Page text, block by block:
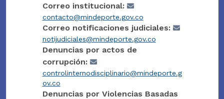
Correo institucional:
contacto@mindeporte.gov.co
Correo notificaciones judiciales:
notijudiciales@mindeporte.gov.co
Denuncias por actos de
corrupción:
controlinternodisciplinario@mindeporte.g
ov.co
Denuncias por Violencias Basadas